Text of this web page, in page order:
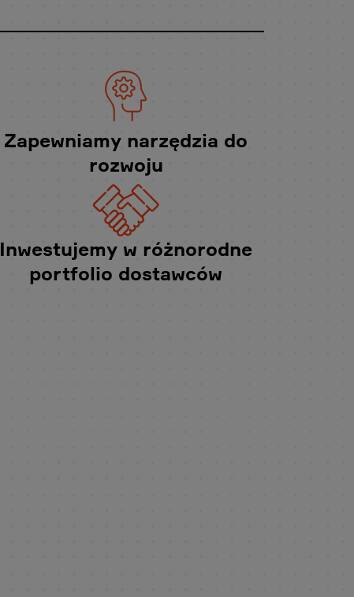
Zapewniamy narzędzia do
rozwoju
Inwestujemy w różnorodne
portfolio dostawców